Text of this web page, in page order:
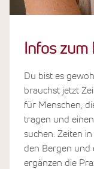
Infos zum
Du bist es
brauchst jetzt
für Menschen,
tragen und
suchen. Zeiten
den Bergen und
ergänzen die